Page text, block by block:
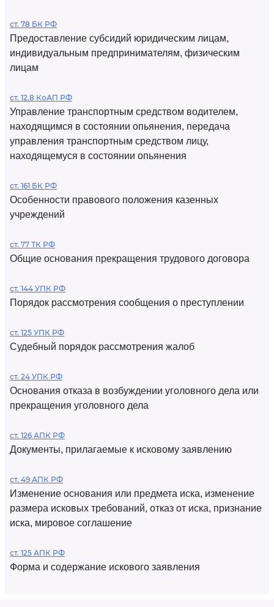
ст. 78 БК РФ
Предоставление субсидий юридическим лицам,
индивидуальным предпринимателям, физическим
лицам
ст. 12.8 КоАП РФ
Управление транспортным средством водителем,
находящимся в состоянии опьянения, передача
управления транспортным средством лицу,
находящемуся в состоянии опьянения
ст. 161 БК РФ
Особенности правового положения казенных
учреждений
ст. 77 ТК РФ
Общие основания прекращения трудового договора
ст. 144 УПК РФ
Порядок рассмотрения сообщения о преступлении
ст. 125 УПК РФ
Судебный порядок рассмотрения жалоб
ст. 24 УПК РФ
Основания отказа в возбуждении уголовного дела или
прекращения уголовного дела
ст. 126 АПК РФ
Документы, прилагаемые к исковому заявлению
ст. 49 АПК РФ
Изменение основания или предмета иска, изменение
размера исковых требований, отказ от иска, признание
иска, мировое соглашение
ст. 125 АПК РФ
Форма и содержание искового заявления